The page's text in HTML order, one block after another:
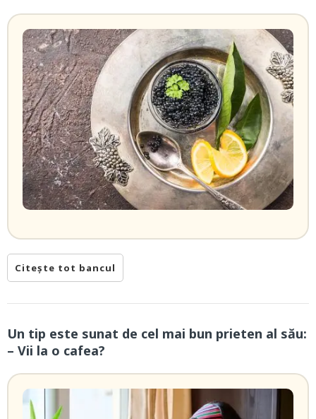
Citește tot bancul
Un tip este sunat de cel mai bun prieten al său:
– Vii la o cafea?